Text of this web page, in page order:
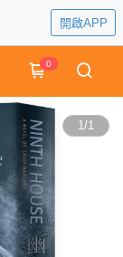
開啟APP
0
1/1